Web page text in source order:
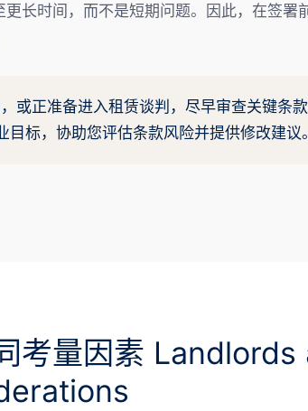
长时间，而不是短期问题。因此，在签
或正准备进入租赁谈判，尽早审查关键条
标，协助您评估条款风险并提供修改建议。
考量因素